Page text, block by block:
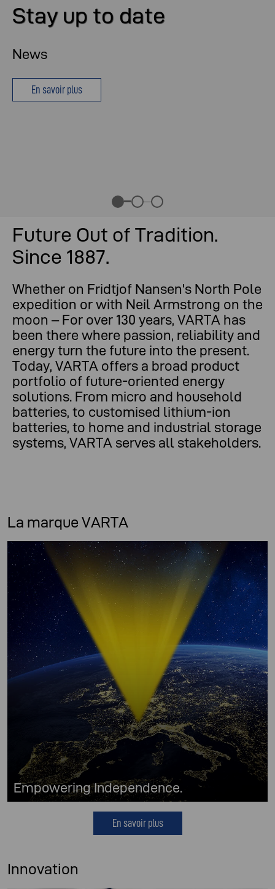
Stay up to date
News
En savoir plus
Future Out of Tradition.
Since 1887.
Whether on Fridtjof Nansen's North Pole
expedition or with Neil Armstrong on the
moon – For over 130 years, VARTA has
been there where passion, reliability and
energy turn the future into the present.
Today, VARTA offers a broad product
portfolio of future-oriented energy
solutions. From micro and household
batteries, to customised lithium-ion
batteries, to home and industrial storage
systems, VARTA serves all stakeholders.
La marque VARTA
Empowering Independence.
En savoir plus
Innovation